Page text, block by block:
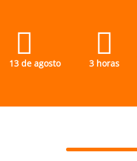
13 de agosto 3 horas